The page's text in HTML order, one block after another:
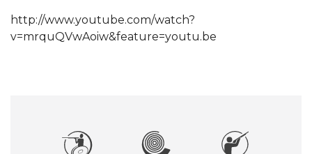
http://www.youtube.com/watch?
v=mrquQVwAoiw&feature=youtu.be